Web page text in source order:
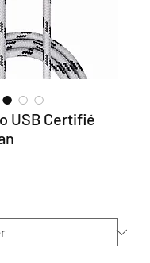
USB Certifié